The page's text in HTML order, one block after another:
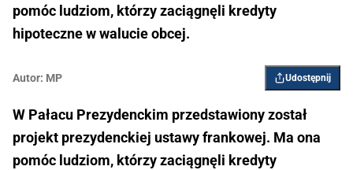
pomóc ludziom, którzy zaciągnęli kredyty
hipoteczne w walucie obcej.
Autor: MP Udostępnij
W Pałacu Prezydenckim przedstawiony został
projekt prezydenckiej ustawy frankowej. Ma ona
pomóc ludziom, którzy zaciągnęli kredyty